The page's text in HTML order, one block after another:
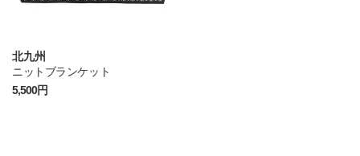
北九州
ニットブランケット
5,500円